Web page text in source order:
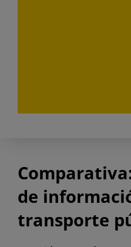
de
transporte